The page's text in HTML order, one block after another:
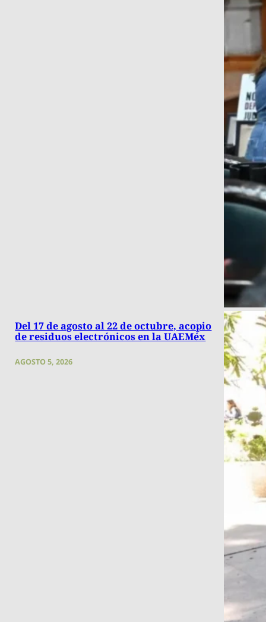
Del 17 de agosto al 22 de octubre, acopio
de residuos electrónicos en la UAEMéx
AGOSTO 5, 2026